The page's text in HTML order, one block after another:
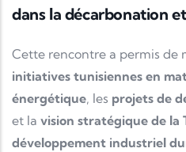
dans la décarbonation
Cette rencontre a permis de
initiatives tunisiennes en
énergétique, les projets de
et la vision stratégique de la
développement industriel